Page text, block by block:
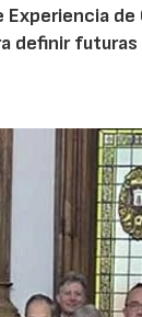
Experiencia
definir